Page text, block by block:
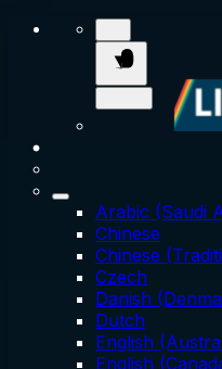
Arabic (Saudi
Chinese
Chinese
Czech
Danish
Dutch
English
English